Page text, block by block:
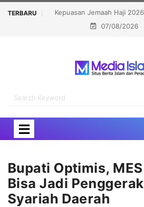
TERBARU
Capai Rekor Tertinggi
Bongkar Siasat
OKI
07/08/2026
Bupati Optimis,
Bisa Jadi
Syariah Daerah